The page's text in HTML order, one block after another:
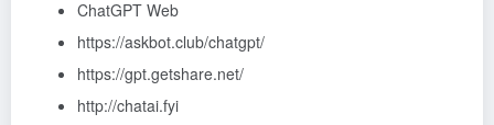
ChatGPT Web
https://askbot.club/chatgpt/
https://gpt.getshare.net/
http://chatai.fyi